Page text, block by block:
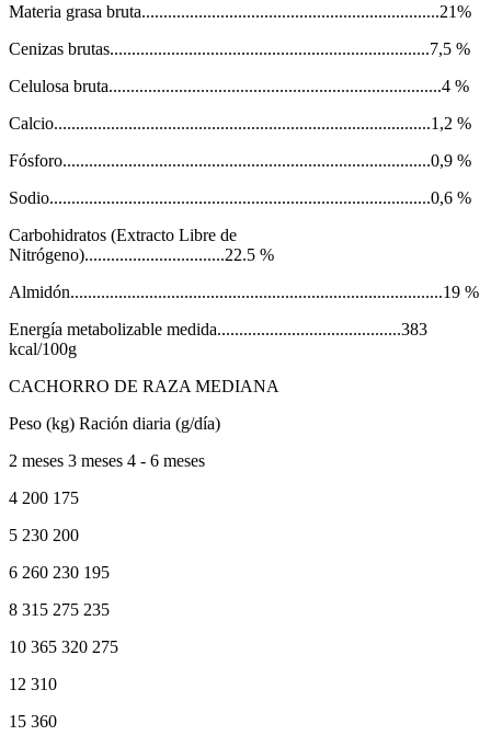
Materia grasa bruta....................................................................21%
Cenizas brutas.........................................................................7,5 %
Celulosa bruta............................................................................4 %
Calcio......................................................................................1,2 %
Fósforo....................................................................................0,9 %
Sodio.......................................................................................0,6 %
Carbohidratos (Extracto Libre de
Nitrógeno)................................22.5 %
Almidón.....................................................................................19 %
Energía metabolizable medida..........................................383
kcal/100g
CACHORRO DE RAZA MEDIANA
Peso (kg) Ración diaria (g/día)
2 meses 3 meses 4 - 6 meses
4 200 175
5 230 200
6 260 230 195
8 315 275 235
10 365 320 275
12 310
15 360